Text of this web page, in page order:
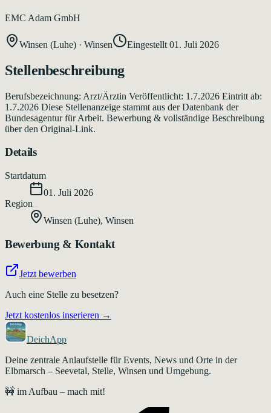
EMC Adam GmbH
Winsen (Luhe) · Winsen Eingestellt 01. Juli 2026
Stellenbeschreibung
Berufsbezeichnung: Arzt/Ärztin Veröffentlicht: 1.7.2026 Eintritt ab:
1.7.2026 Diese Stellenanzeige stammt aus der Datenbank der
Bundesagentur für Arbeit. Bewerbung & vollständige Beschreibung
über den Original-Link.
Details
Startdatum
01. Juli 2026
Region
Winsen (Luhe), Winsen
Bewerbung & Kontakt
Jetzt bewerben
Auch eine Stelle zu besetzen?
Jetzt kostenlos inserieren →
DeichApp
Deine zentrale Anlaufstelle für Events, News und Orte in der
Elbmarsch – Seevetal, Stelle, Winsen und Umgebung.
🚧 im Aufbau – mach mit!